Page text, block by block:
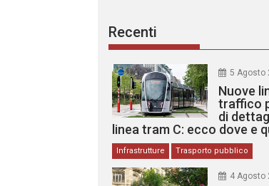
Recenti
5 Agosto
Nuove
traffico
di
linea tram C: ecco dove e
Infrastrutture Trasporto pubblico
4 Agosto